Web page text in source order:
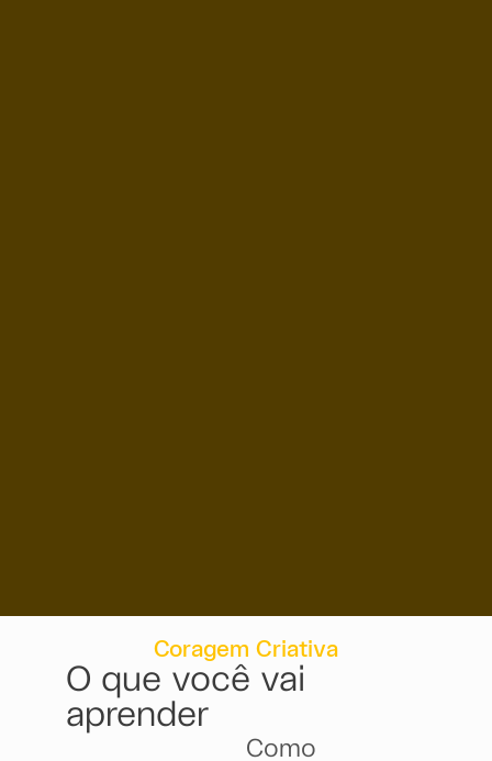
Coragem Criativa
O que você vai
aprender
Como